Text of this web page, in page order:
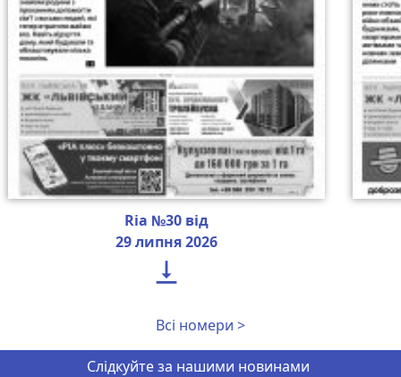
Ria №30 від
29 липня 2026

Всі номери >
Слідкуйте за нашими новинами